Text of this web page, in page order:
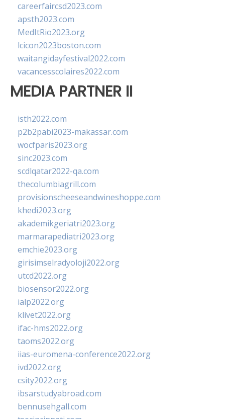
careerfaircsd2023.com
apsth2023.com
MedItRio2023.org
lcicon2023boston.com
waitangidayfestival2022.com
vacancesscolaires2022.com
MEDIA PARTNER II
isth2022.com
p2b2pabi2023-makassar.com
wocfparis2023.org
sinc2023.com
scdlqatar2022-qa.com
thecolumbiagrill.com
provisionscheeseandwineshoppe.com
khedi2023.org
akademikgeriatri2023.org
marmarapediatri2023.org
emchie2023.org
girisimselradyoloji2022.org
utcd2022.org
biosensor2022.org
ialp2022.org
klivet2022.org
ifac-hms2022.org
taoms2022.org
iias-euromena-conference2022.org
ivd2022.org
csity2022.org
ibsarstudyabroad.com
bennusehgall.com